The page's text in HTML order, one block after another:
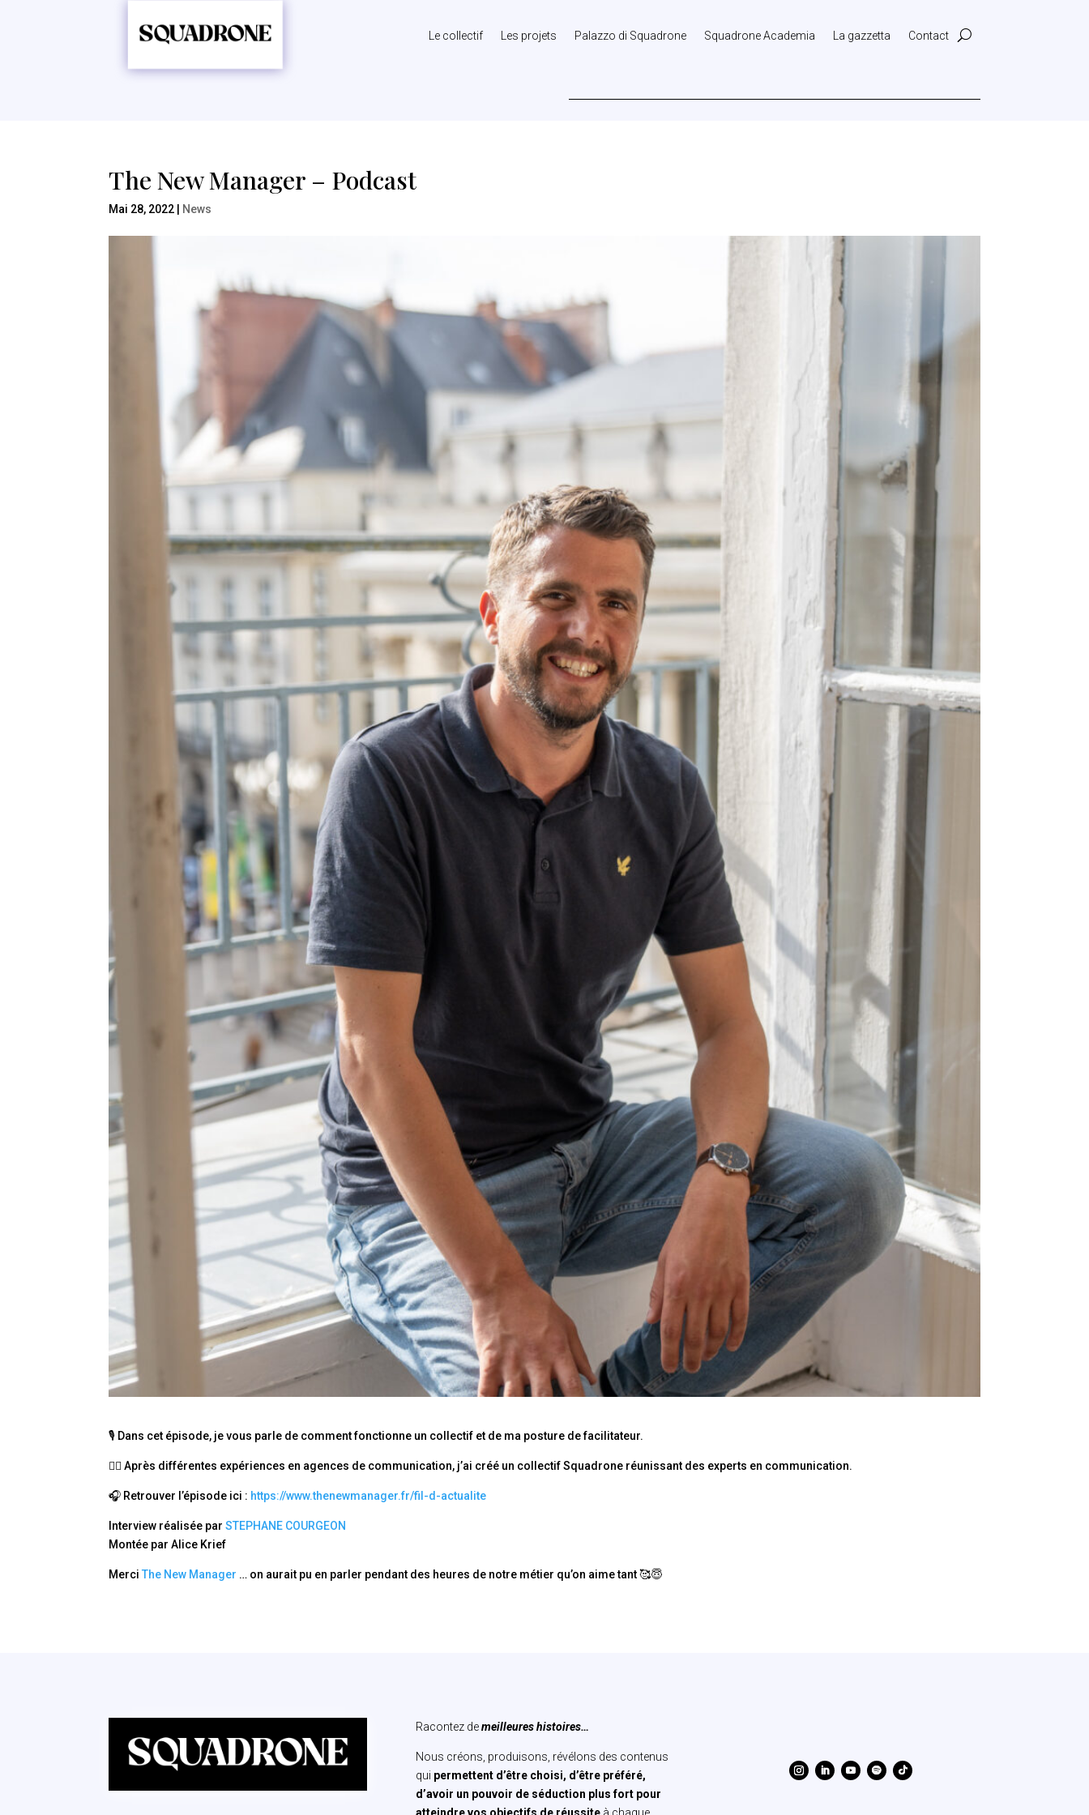
Le collectif Les projets Palazzo di Squadrone Squadrone Academia La gazzetta Contact
The New Manager – Podcast
Mai 28, 2022 News
🎙 Dans cet épisode, je vous parle de comment fonctionne un collectif et de ma posture de facilitateur.
🏃‍♀️ Après différentes expériences en agences de communication, j’ai créé un collectif Squadrone réunissant des experts en communication.
🎧 Retrouver l’épisode ici : https://www.thenewmanager.fr/fil-d-actualite
Interview réalisée parSTEPHANE COURGEON
Montée par Alice Krief
MerciThe New Manager … on aurait pu en parler pendant des heures de notre métier qu’on aime tant 🥰😇
Racontez demeilleures histoires…
Nous créons, produisons, révélons des contenus
qui permettent d’être choisi, d’être préféré,
d’avoir un pouvoir de séduction plus fort pour